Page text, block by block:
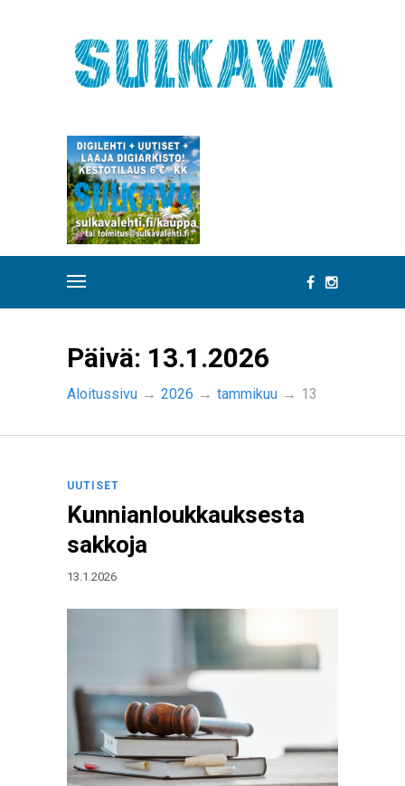
Päivä: 13.1.2026
Aloitussivu → 2026 → tammikuu → 13
UUTISET
Kunnianloukkauksesta
sakkoja
13.1.2026